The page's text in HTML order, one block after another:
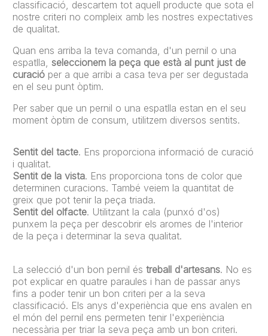
classificació, descartem tot aquell producte que sota el
nostre criteri no compleix amb les nostres expectatives
de qualitat.
Quan ens arriba la teva comanda, d'un pernil o una
espatlla, seleccionem la peça que està al punt just de
curació per a que arribi a casa teva per ser degustada
en el seu punt òptim.
Per saber que un pernil o una espatlla estan en el seu
moment òptim de consum, utilitzem diversos sentits.
Sentit del tacte. Ens proporciona informació de curació
i qualitat.
Sentit de la vista. Ens proporciona tons de color que
determinen curacions. També veiem la quantitat de
greix que pot tenir la peça triada.
Sentit del olfacte. Utilitzant la cala (punxó d'os)
punxem la peça per descobrir els aromes de l'interior
de la peça i determinar la seva qualitat.
La selecció d'un bon pernil és treball d'artesans. No es
pot explicar en quatre paraules i han de passar anys
fins a poder tenir un bon criteri per a la seva
classificació. Els anys d'experiència que ens avalen en
el món del pernil ens permeten tenir l'experiència
necessària per triar la seva peça amb un bon criteri.